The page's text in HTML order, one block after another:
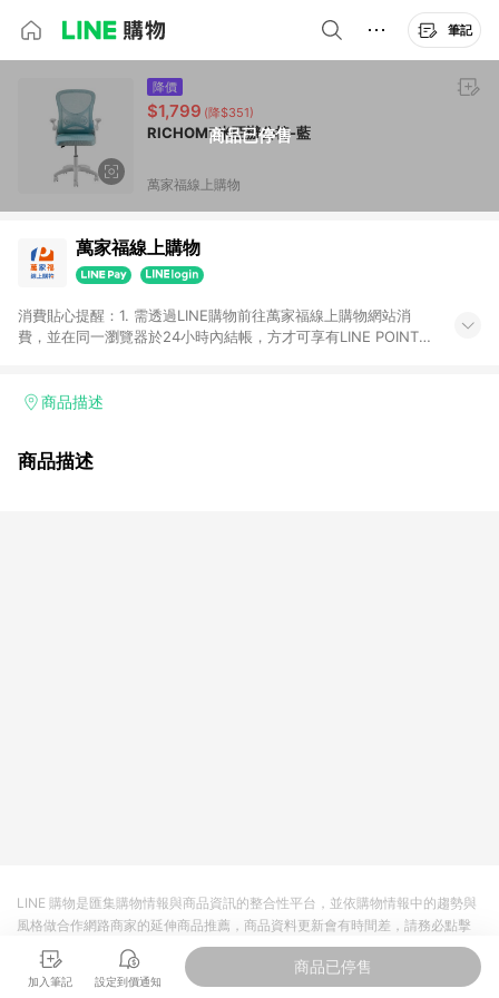
筆記
商品已停售
降價
$1,799 (降$351)
RICHOME米亞辦公椅-藍
萬家福線上購物
萬家福線上購物
消費貼心提醒：1. 需透過LINE購物前往萬家福線上購物網站消
費，並在同一瀏覽器於24小時內結帳，方才可享有LINE POINTS
4. 不具回饋資格種類商品：電子禮券。 5. 回饋點數計算將排除訂
錄，相關問題請於保留時間內聯絡客服中心，並由康達盛通生活
商品描述
商品描述
加入筆記 設定到價通知
商品已停售
LINE 購物是匯集購物情報與商品資訊的整合性平台，並依購物情報中的趨勢與
風格做合作網路商家的延伸商品推薦，商品資料更新會有時間差，請務必點擊
商品至各合作網路商家，確認現售價與購物條件，一切資訊以合作廠商網頁為
準。